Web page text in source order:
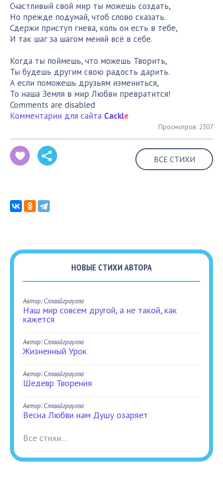
Счастливый свой мир ты можешь создать,
Но прежде подумай, чтоб слово сказать.
Сдержи приступ гнева, коль он есть в тебе,
И так шаг за шагом меняй всё в себе.
Когда ты поймешь, что можешь Творить,
Ты будешь другим свою радость дарить.
А если поможешь друзьям измениться,
То наша Земля в мир Любви превратится!
Comments are disabled
Комментарии для сайта Cackle
Просмотров: 2307
ВСЕ СТИХИ
НОВЫЕ СТИХИ АВТОРА
Автор: Сллаайграулла
Наш мир совсем другой, а не такой, как
кажется
Автор: Сллаайграулла
Жизненный Урок
Автор: Сллаайграулла
Шедевр Творения
Автор: Сллаайграулла
Весна Любви нам Душу озаряет
Все стихи...